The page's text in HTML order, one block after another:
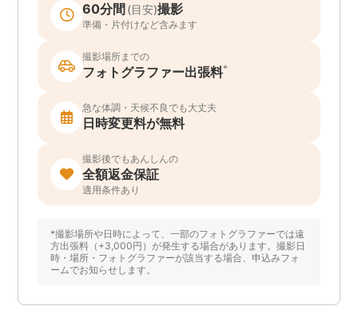
60分間 (目安)撮影
準備・片付けなど含みます
撮影場所までの
フォトグラファー出張料*
急な体調・天候不良でも大丈夫
日時変更料が無料
撮影後でもあんしんの
全額返金保証
適用条件あり
*撮影場所や日時によって、一部のフォトグラファーでは遠
方出張料（+3,000円）が発生する場合があります。撮影日
時・場所・フォトグラファーが該当する場合、申込みフォ
ームでお知らせします。